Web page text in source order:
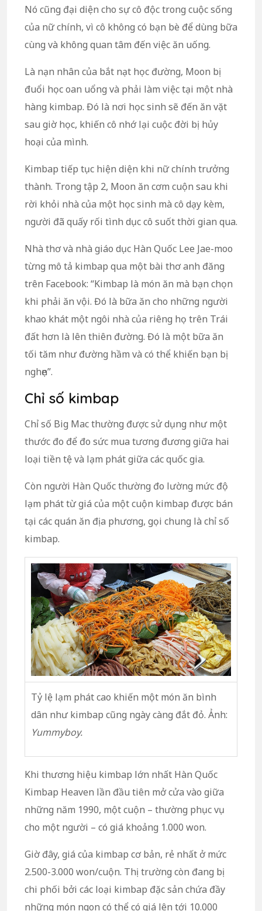
Nó cũng đại diện cho sự cô độc trong cuộc sống
của nữ chính, vì cô không có bạn bè để dùng bữa
cùng và không quan tâm đến việc ăn uống.
Là nạn nhân của bắt nạt học đường, Moon bị
đuổi học oan uổng và phải làm việc tại một nhà
hàng kimbap. Đó là nơi học sinh sẽ đến ăn vặt
sau giờ học, khiến cô nhớ lại cuộc đời bị hủy
hoại của mình.
Kimbap tiếp tục hiện diện khi nữ chính trưởng
thành. Trong tập 2, Moon ăn cơm cuộn sau khi
rời khỏi nhà của một học sinh mà cô dạy kèm,
người đã quấy rối tình dục cô suốt thời gian qua.
Nhà thơ và nhà giáo dục Hàn Quốc Lee Jae-moo
từng mô tả kimbap qua một bài thơ anh đăng
trên Facebook: “Kimbap là món ăn mà bạn chọn
khi phải ăn vội. Đó là bữa ăn cho những người
khao khát một ngôi nhà của riêng họ trên Trái
đất hơn là lên thiên đường. Đó là một bữa ăn
tối tăm như đường hầm và có thể khiến bạn bị
nghẹn”.
Chỉ số kimbap
Chỉ số Big Mac thường được sử dụng như một
thước đo để đo sức mua tương đương giữa hai
loại tiền tệ và lạm phát giữa các quốc gia.
Còn người Hàn Quốc thường đo lường mức độ
lạm phát từ giá của một cuộn kimbap được bán
tại các quán ăn địa phương, gọi chung là chỉ số
kimbap.
Tỷ lệ lạm phát cao khiến một món ăn bình
dân như kimbap cũng ngày càng đắt đỏ. Ảnh:
Yummyboy.
Khi thương hiệu kimbap lớn nhất Hàn Quốc
Kimbap Heaven lần đầu tiên mở cửa vào giữa
những năm 1990, một cuộn – thường phục vụ
cho một người – có giá khoảng 1.000 won.
Giờ đây, giá của kimbap cơ bản, rẻ nhất ở mức
2.500-3.000 won/cuộn. Thị trường còn đang bị
chi phối bởi các loại kimbap đặc sản chứa đầy
những món ngon có thể có giá lên tới 10.000